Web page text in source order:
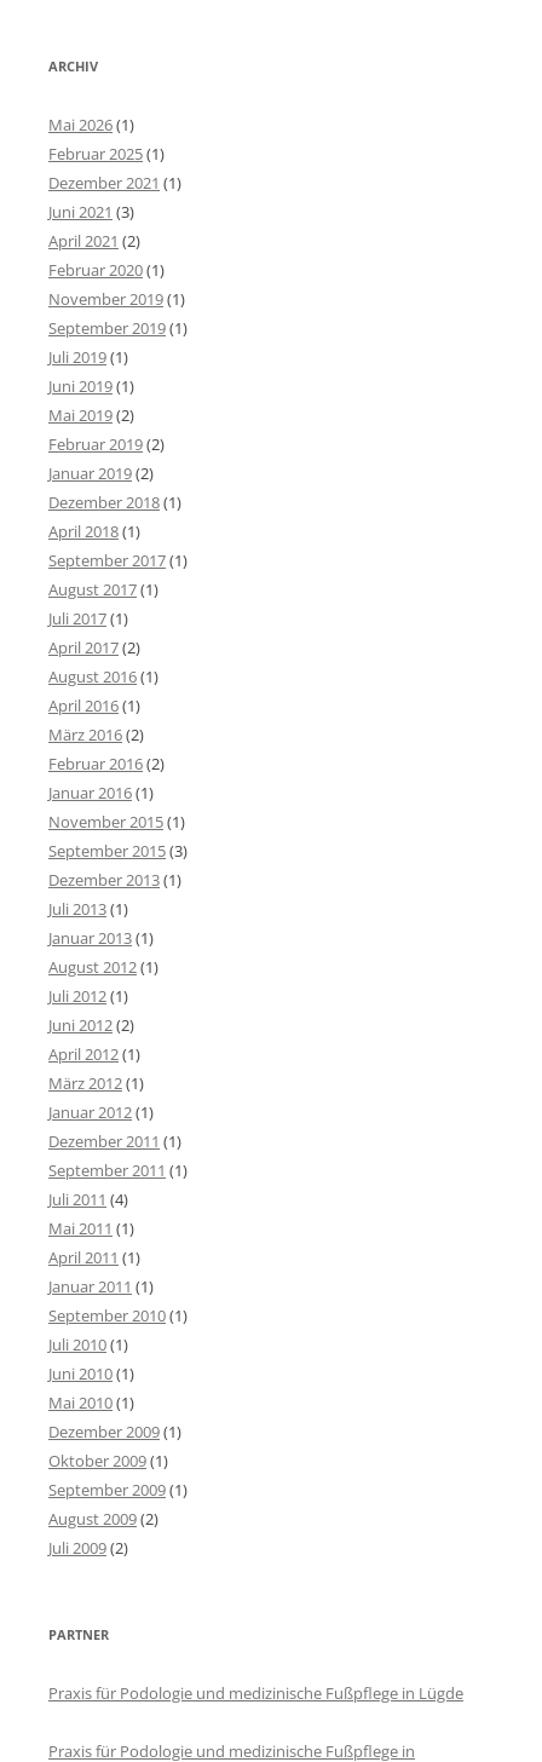
ARCHIV
Mai 2026(1)
Februar 2025(1)
Dezember 2021 (1)
Juni 2021 (3)
April 2021 (2)
Februar 2020(1)
November 2019(1)
September 2019(1)
Juli 2019(1)
Juni 2019(1)
Mai 2019(2)
Februar 2019(2)
Januar 2019(2)
Dezember 2018(1)
April 2018(1)
September 2017(1)
August 2017(1)
Juli 2017(1)
April 2017(2)
August 2016(1)
April 2016(1)
März 2016(2)
Februar 2016(2)
Januar 2016(1)
November 2015(1)
September 2015(3)
Dezember 2013(1)
Juli 2013(1)
Januar 2013(1)
August 2012(1)
Juli 2012(1)
Juni 2012(2)
April 2012(1)
März 2012(1)
Januar 2012(1)
Dezember 2011 (1)
September 2011 (1)
Juli 2011 (4)
Mai 2011 (1)
April 2011 (1)
Januar 2011 (1)
September 2010(1)
Juli 2010(1)
Juni 2010(1)
Mai 2010(1)
Dezember 2009(1)
Oktober 2009(1)
September 2009(1)
August 2009(2)
Juli 2009(2)
PARTNER
Praxis für Podologie und medizinische Fußpflege in Lügde
Praxis für Podologie und medizinische Fußpflege in